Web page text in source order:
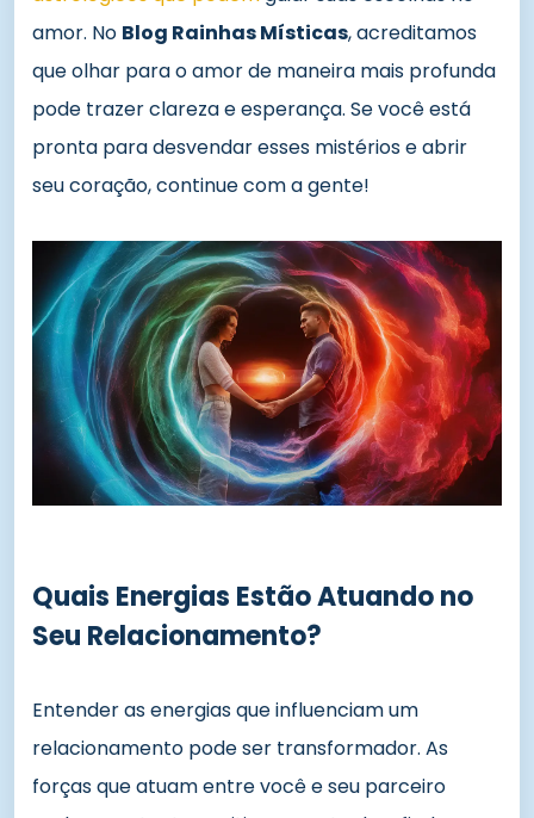
amor. No Blog Rainhas Místicas, acreditamos
que olhar para o amor de maneira mais profunda
pode trazer clareza e esperança. Se você está
pronta para desvendar esses mistérios e abrir
seu coração, continue com a gente!
Quais Energias Estão Atuando no
Seu Relacionamento?
Entender as energias que influenciam um
relacionamento pode ser transformador. As
forças que atuam entre você e seu parceiro